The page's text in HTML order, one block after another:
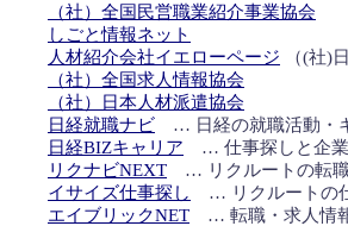
（社）全国民営職業紹介事業協会
しごと情報ネット
人材紹介会社イエローページ （(社)
（社）全国求人情報協会
（社）日本人材派遣協会
日経就職ナビ … 日経の就職活動・
日経BIZキャリア … 仕事探しと企業
リクナビNEXT … リクルートの転
イサイズ仕事探し
… リクルートの
エイブリックNET … 転職・求人情